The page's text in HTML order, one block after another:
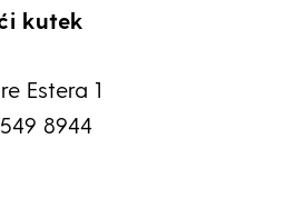
kutek
Estera 1
8944